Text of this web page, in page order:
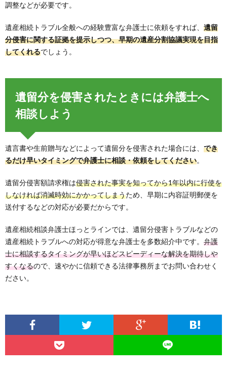
調整などが必要です。
遺産相続トラブル全般への経験豊富な弁護士に依頼をすれば、 遺留
分侵害に関する証拠を提示しつつ、早期の遺産分割協議実現を目指
してくれるでしょう。
遺留分を侵害されたときには弁護士へ
相談しよう
遺言書や生前贈与などによって遺留分を侵害された場合には、 でき
るだけ早いタイミングで弁護士に相談・依頼をしてください。
遺留分侵害額請求権は侵害された事実を知ってから1年以内に行使を
しなければ消滅時効にかかってしまうため、早期に内容証明郵便を
送付するなどの対応が必要だからです。
遺産相続相談弁護士ほっとラインでは、遺留分侵害トラブルなどの
遺産相続トラブルへの対応が得意な弁護士を多数紹介中です。 弁護
士に相談するタイミングが早いほどスピーディーな解決を期待しや
すくなるので、速やかに信頼できる法律事務所までお問い合わせく
ださい。